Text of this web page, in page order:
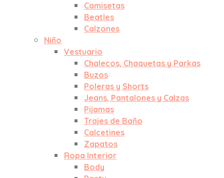
Camisetas
Beatles
Calzones
Niño
Vestuario
Chalecos, Chaquetas y Parkas
Buzos
Poleras y Shorts
Jeans, Pantalones y Calzas
Pijamas
Trajes de Baño
Calcetines
Zapatos
Ropa Interior
Body